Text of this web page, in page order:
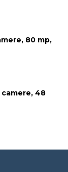
80 mp,
48